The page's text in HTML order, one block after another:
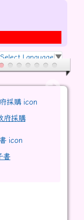
等！
Select Language ▼
\
府採購
書